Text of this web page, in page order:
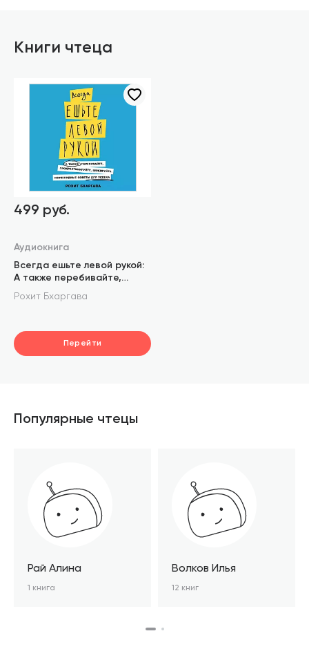
Книги чтеца
499 руб.
Аудиокнига
Всегда ешьте левой рукой:
А также перебивайте,
прокрастинируйте,
шокируйте. Неочевидные
Рохит Бхаргава
Перейти
Популярные чтецы
Рай Алина
1 книга
Волков Илья
12 книг